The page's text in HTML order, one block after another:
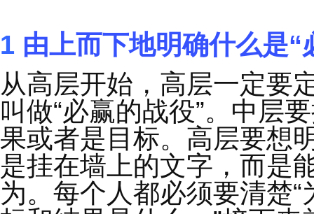
化，提升员工的敬业
为了打赢这场长期的
中的确定性变量、以
要。